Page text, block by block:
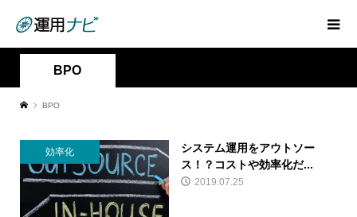
BPO
BPO
効率化
システム運用をアウトソー
ス！？コストや効率化だ...
2019.07.25